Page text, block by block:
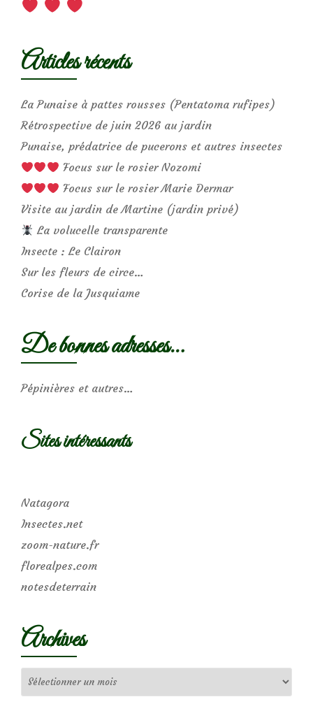
Articles récents
La Punaise à pattes rousses (Pentatoma rufipes)
Rétrospective de juin 2026 au jardin
Punaise, prédatrice de pucerons et autres insectes
Focus sur le rosier Nozomi
Focus sur le rosier Marie Dermar
Visite au jardin de Martine (jardin privé)
La volucelle transparente
Insecte : Le Clairon
Sur les fleurs de circe…
Corise de la Jusquiame
De bonnes adresses…
Pépinières et autres…
Sites intéressants
Natagora
Insectes.net
zoom-nature.fr
florealpes.com
notesdeterrain
Archives